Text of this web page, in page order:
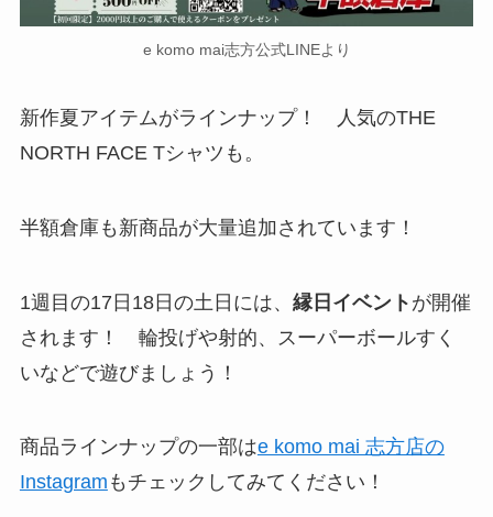
e komo mai志方公式LINEより
新作夏アイテムがラインナップ！ 人気のTHE
NORTH FACE Tシャツも。
半額倉庫も新商品が大量追加されています！
1週目の17日18日の土日には、 縁日イベント が開催
されます！ 輪投げや射的、スーパーボールすく
いなどで遊びましょう！
商品ラインナップの一部はe komo mai 志方店の
Instagram もチェックしてみてください！